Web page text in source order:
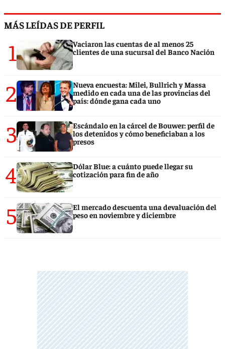
MÁS LEÍDAS DE PERFIL
1
Vaciaron las cuentas de al menos 25
clientes de una sucursal del Banco Nación
2
Nueva encuesta: Milei, Bullrich y Massa
medido en cada una de las provincias del
país: dónde gana cada uno
3
Escándalo en la cárcel de Bouwer: perfil de
los detenidos y cómo beneficiaban a los
presos
4
Dólar Blue: a cuánto puede llegar su
cotización para fin de año
5
El mercado descuenta una devaluación del
peso en noviembre y diciembre